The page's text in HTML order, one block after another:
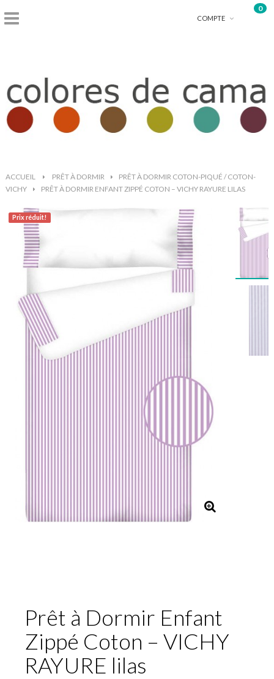
shopping_basket
0
COMPTE
ACCUEIL > PRÊT À DORMIR >
PRÊT À DORMIR COTON-PIQUÉ / COTON-
VICHY
> PRÊT À DORMIR ENFANT ZIPPÉ COTON – VICHY RAYURE LILAS
Prix ​​réduit!
Prêt à Dormir Enfant
Zippé Coton – VICHY
RAYURE lilas